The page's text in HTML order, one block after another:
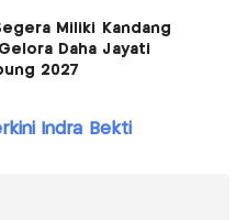
Miliki Kandang
Daha Jayati
2027
Indra Bekti